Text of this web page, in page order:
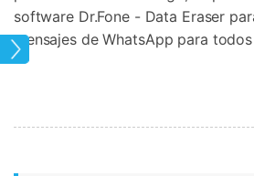
software Dr.Fone - Data Eraser
mensajes de WhatsApp para